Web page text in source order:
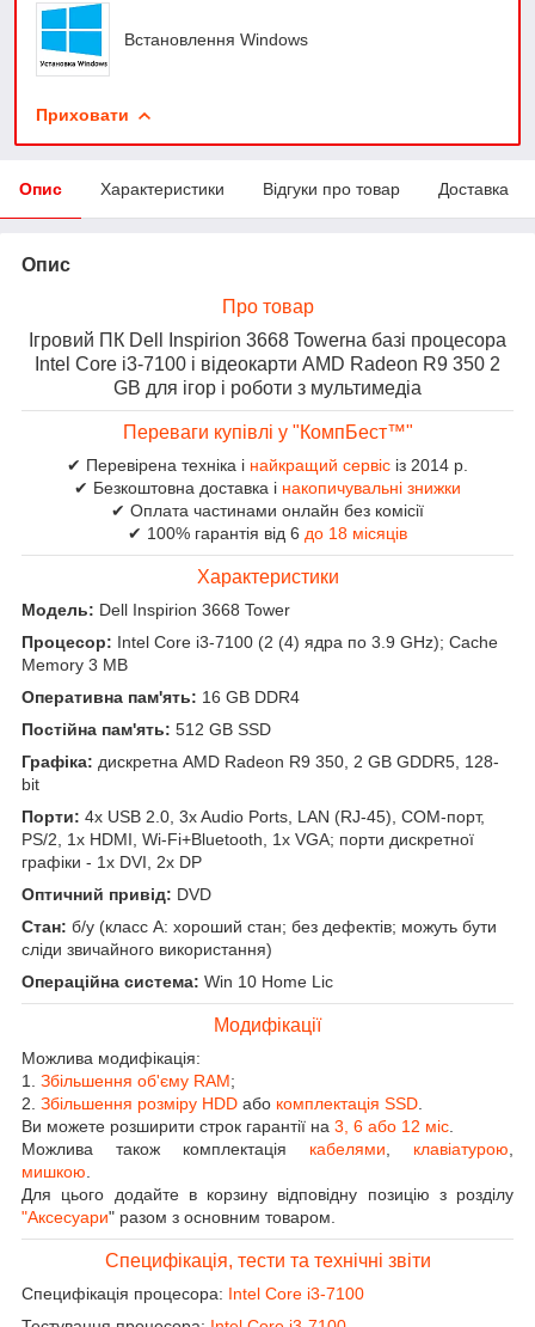
Встановлення Windows
Приховати
Опис Характеристики Відгуки про товар Доставка
Опис
Про товар
Ігровий ПК Dell Inspirion 3668 Towerна базі процесора
Intel Core i3-7100 і відеокарти AMD Radeon R9 350 2
GB для ігор і роботи з мультимедіа
Переваги купівлі у "КомпБест™"
✔ Перевірена техніка і найкращий сервіс із 2014 р.
✔ Безкоштовна доставка і накопичувальні знижки
✔ Оплата частинами онлайн без комісії
✔ 100% гарантія від 6 до 18 місяців
Характеристики
Модель: Dell Inspirion 3668 Tower
Процесор: Intel Core i3-7100 (2 (4) ядра по 3.9 GHz); Cache
Memory 3 MB
Оперативна пам'ять: 16 GB DDR4
Постійна пам'ять: 512 GB SSD
Графіка: дискретна AMD Radeon R9 350, 2 GB GDDR5, 128-
bit
Порти: 4x USB 2.0, 3x Audio Ports, LAN (RJ-45), COM-порт,
PS/2, 1x HDMI, Wi-Fi+Bluetooth, 1x VGA; порти дискретної
графіки - 1x DVI, 2x DP
Оптичний привід: DVD
Стан: б/у (класс А: хороший стан; без дефектів; можуть бути
сліди звичайного використання)
Операційна система: Win 10 Home Lic
Модифікації
Можлива модифікація:
1. Збільшення об'єму RAM;
2. Збільшення розміру HDD або комплектація SSD
Ви можете розширити строк гарантії на 3, 6 або 12 міс
Можлива також комплектація кабелями клавіатурою
мишкою
Для цього додайте в корзину відповідну позицію з розділу
"Аксесуари" разом з основним товаром.
Специфікація, тести та технічні звіти
Специфікація процесора: Intel Core i3-7100